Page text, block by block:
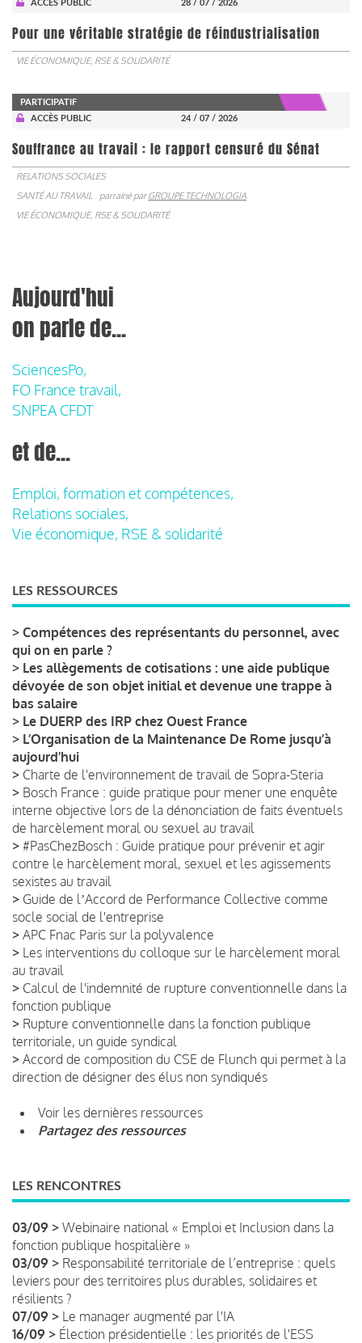
ACCÈS PUBLIC 28 / 07 / 2026
Pour une véritable stratégie de réindustrialisation
VIE ÉCONOMIQUE, RSE & SOLIDARITÉ
PARTICIPATIF
ACCÈS PUBLIC
24 / 07 / 2026
Souffrance au travail : le rapport censuré du Sénat
RELATIONS SOCIALES
SANTÉ AU TRAVAIL
parrainé parGROUPE TECHNOLOGIA
VIE ÉCONOMIQUE, RSE & SOLIDARITÉ
Aujourd'hui
on parle de...
SciencesPo,
FO France travail,
SNPEA CFDT
et de...
Emploi, formation et compétences,
Relations sociales,
Vie économique, RSE & solidarité
LES RESSOURCES
> Compétences des représentants du personnel, avec
qui on en parle ?
> Les allègements de cotisations : une aide publique
dévoyée de son objet initial et devenue une trappe à
bas salaire
> Le DUERP des IRP chez Ouest France
> L’Organisation de la Maintenance De Rome jusqu’à
aujourd’hui
> Charte de l'environnement de travail de Sopra-Steria
> Bosch France : guide pratique pour mener une enquête
interne objective lors de la dénonciation de faits éventuels
de harcèlement moral ou sexuel au travail
> #PasChezBosch : Guide pratique pour prévenir et agir
contre le harcèlement moral, sexuel et les agissements
sexistes au travail
> Guide de lʼAccord de Performance Collective comme
socle social de l'entreprise
> APC Fnac Paris sur la polyvalence
> Les interventions du colloque sur le harcèlement moral
au travail
> Calcul de l'indemnité de rupture conventionnelle dans la
fonction publique
> Rupture conventionnelle dans la fonction publique
territoriale, un guide syndical
> Accord de composition du CSE de Flunch qui permet à la
direction de désigner des élus non syndiqués
Voir les dernières ressources
Partagez des ressources
LES RENCONTRES
03/09 > Webinaire national « Emploi et Inclusion dans la
fonction publique hospitalière »
03/09 > Responsabilité territoriale de l’entreprise : quels
leviers pour des territoires plus durables, solidaires et
résilients ?
07/09 > Le manager augmenté par l'IA
16/09 > Élection présidentielle : les priorités de l'ESS